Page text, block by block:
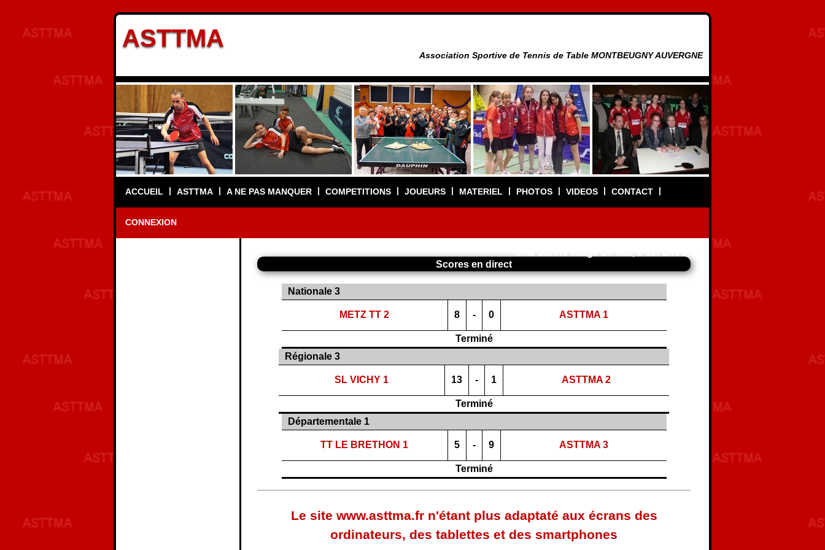
ASTTMA
Association Sportive de Tennis de Table MONTBEUGNY AUVERGNE
ACCUEIL | ASTTMA | A NE PAS MANQUER | COMPETITIONS | JOUEURS | MATERIEL | PHOTOS | VIDEOS | CONTACT |
CONNEXION
Scores en direct
Nationale 3
METZ TT 2 8 - 0 ASTTMA 1
Terminé
Régionale 3
SL VICHY 1 13 - 1 ASTTMA 2
Terminé
Départementale 1
TT LE BRETHON 1 5 - 9 ASTTMA 3
Terminé
Le site www.asttma.fr n'étant plus adaptaté aux écrans des
ordinateurs, des tablettes et des smartphones